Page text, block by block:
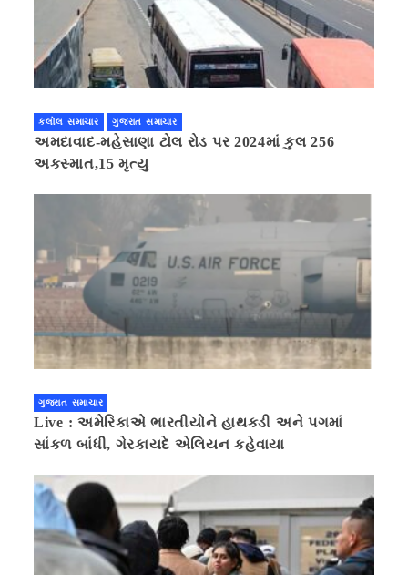
કલોલ સમાચાર ગુજરાત સમાચાર
અમદાવાદ-મહેસાણા ટોલ રોડ પર 2024માં કુલ 256
અકસ્માત,15 મૃત્યુ
ગુજરાત સમાચાર
Live : અમેરિકાએ ભારતીયોને હાથકડી અને પગમાં
સાંકળ બાંધી, ગેરકાયદે એલિયન કહેવાયા